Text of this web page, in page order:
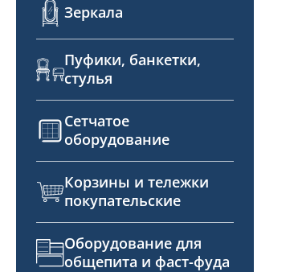
Зеркала
Пуфики, банкетки,
стулья
Сетчатое
оборудование
Корзины и тележки
покупательские
Оборудование для
общепита и фаст-фуда